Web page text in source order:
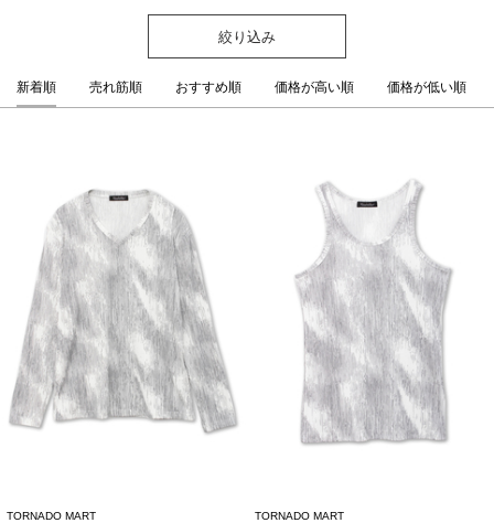
絞り込み
新着順 売れ筋順 おすすめ順 価格が高い順 価格が低い順
TORNADO MART TORNADO MART